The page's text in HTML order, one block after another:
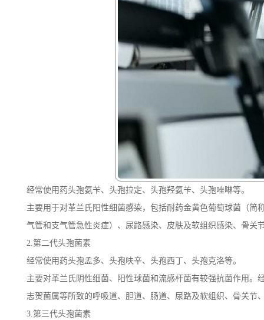
经常使用药头孢氨苄、头孢拉定、头孢羟氨苄、头孢唑啉等。
主要用于对革兰氏阳性细菌感染，包括耐药金黄色葡萄球菌（
气管和支气管急性炎症）、尿路感染、皮肤及软组织感染、骨
2.第二代头孢菌素
经常使用药头孢孟多、头孢呋辛、头孢西丁、头孢克洛等。
主要对革兰氏阴性细菌、阳性球菌和流感杆菌有较强抗菌作用
志贺菌属等所致的呼吸道、胆道、肠道、尿路及软组织、骨关
3.第三代头孢菌素